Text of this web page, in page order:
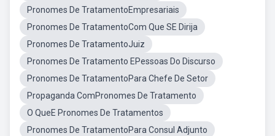
Pronomes De TratamentoEmpresariais
Pronomes De TratamentoCom Que SE Dirija
Pronomes De TratamentoJuiz
Pronomes De Tratamento EPessoas Do Discurso
Pronomes De TratamentoPara Chefe De Setor
Propaganda ComPronomes De Tratamento
O QueE Pronomes De Tratamentos
Pronomes De TratamentoPara Consul Adjunto